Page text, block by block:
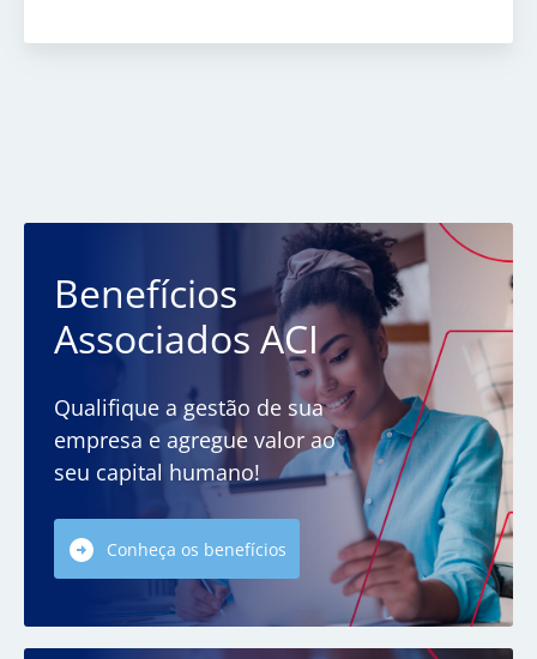
Benefícios
Associados ACI
Qualifique a gestão de sua
empresa e agregue valor ao
seu capital humano!
Conheça os benefícios